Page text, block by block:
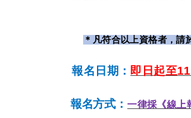
＊凡符合以上資格者，請
報名日期： 即日起至
報名方式：一律採《線上